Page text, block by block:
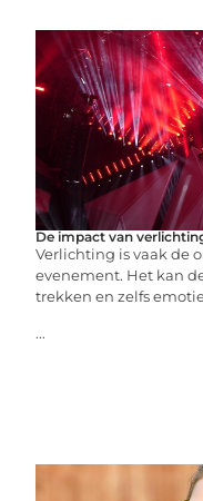
De impact van
Verlichting is vaak de
evenement. Het kan
trekken en zelfs
...